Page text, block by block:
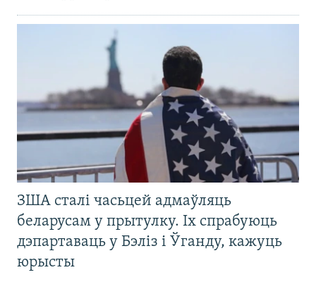
ЗША сталі часьцей адмаўляць
беларусам у прытулку. Іх спрабуюць
дэпартаваць у Бэліз і Ўганду, кажуць
юрысты